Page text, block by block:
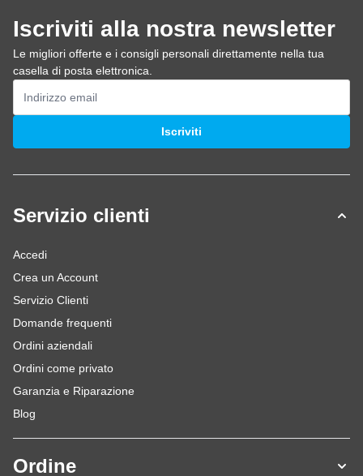
Iscriviti alla nostra newsletter
Le migliori offerte e i consigli personali direttamente nella tua
casella di posta elettronica.
Indirizzo email
Iscriviti
Servizio clienti
Accedi
Crea un Account
Servizio Clienti
Domande frequenti
Ordini aziendali
Ordini come privato
Garanzia e Riparazione
Blog
Ordine